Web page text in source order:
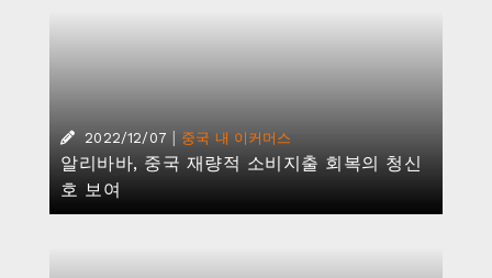
2022/12/07 | 중국 내 이커머스
알리바바, 중국 재량적 소비지출 회복의 청신
호 보여